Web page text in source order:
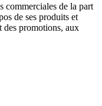
commerciales de la part
de ses produits et
des promotions, aux